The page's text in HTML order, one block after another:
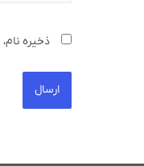
ذخیره